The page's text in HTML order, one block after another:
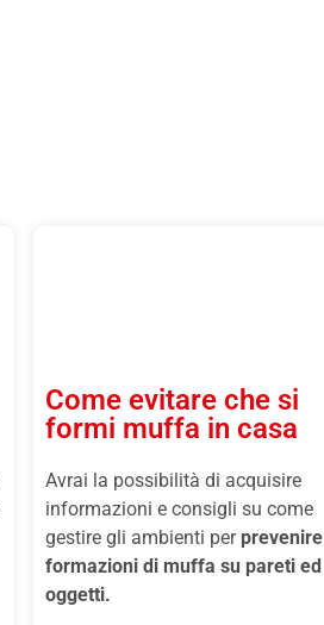
Come evitare che si
formi muffa in casa
Avrai la possibilità di acquisire
informazioni e consigli su come
gestire gli ambienti per prevenire
formazioni di muffa su pareti ed
oggetti.